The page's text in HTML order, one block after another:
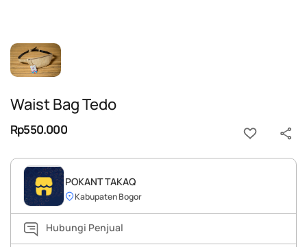
Waist Bag Tedo
Rp550.000
POKANT TAKAQ
Kabupaten Bogor
Hubungi Penjual